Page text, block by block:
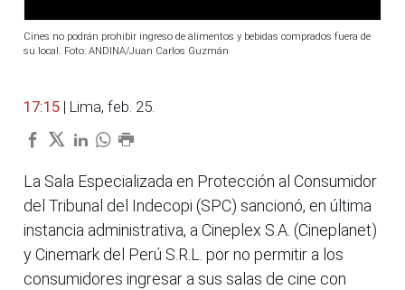
Cines no podrán prohibir ingreso de alimentos y bebidas comprados fuera de
su local. Foto: ANDINA/Juan Carlos Guzmán
17:15 | Lima, feb. 25.
La Sala Especializada en Protección al Consumidor
del Tribunal del Indecopi (SPC) sancionó, en última
instancia administrativa, a Cineplex S.A. (Cineplanet)
y Cinemark del Perú S.R.L. por no permitir a los
consumidores ingresar a sus salas de cine con